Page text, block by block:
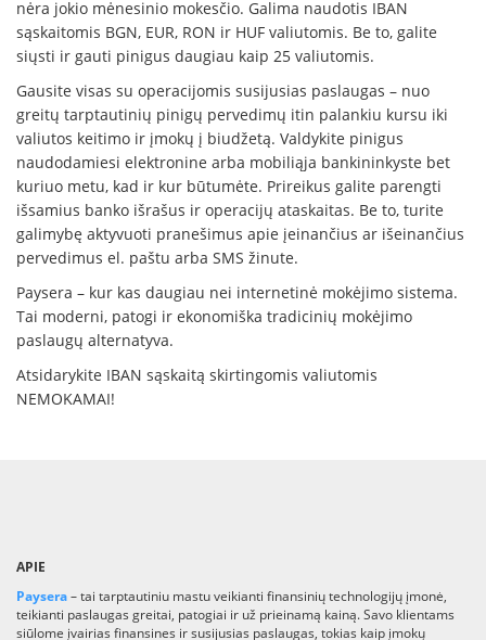
nėra jokio mėnesinio mokesčio. Galima naudotis IBAN
sąskaitomis BGN, EUR, RON ir HUF valiutomis. Be to, galite
siųsti ir gauti pinigus daugiau kaip 25 valiutomis.
Gausite visas su operacijomis susijusias paslaugas – nuo
greitų tarptautinių pinigų pervedimų itin palankiu kursu iki
valiutos keitimo ir įmokų į biudžetą. Valdykite pinigus
naudodamiesi elektronine arba mobiliąja bankininkyste bet
kuriuo metu, kad ir kur būtumėte. Prireikus galite parengti
išsamius banko išrašus ir operacijų ataskaitas. Be to, turite
galimybę aktyvuoti pranešimus apie įeinančius ar išeinančius
pervedimus el. paštu arba SMS žinute.
Paysera – kur kas daugiau nei internetinė mokėjimo sistema.
Tai moderni, patogi ir ekonomiška tradicinių mokėjimo
paslaugų alternatyva.
Atsidarykite IBAN sąskaitą skirtingomis valiutomis
NEMOKAMAI!
APIE
Paysera– tai tarptautiniu mastu veikianti finansinių technologijų įmonė,
teikianti paslaugas greitai, patogiai ir už prieinamą kainą. Savo klientams
siūlome įvairias finansines ir susijusias paslaugas, tokias kaip įmokų